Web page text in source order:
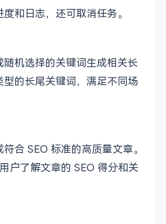
和日志，还可取消任务。
机选择的关键词生成相关长
的长尾关键词，满足不同场
合 SEO 标准的高质量文章。
户了解文章的 SEO 得分和关